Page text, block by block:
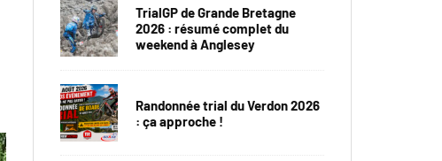
TrialGP de Grande Bretagne
2026 : résumé complet du
weekend à Anglesey
Randonnée trial du Verdon 2026
: ça approche !